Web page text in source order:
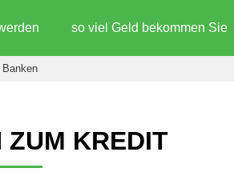
so viel Geld bekommen Sie
ZUM KREDIT